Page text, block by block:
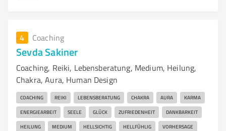
4 Coaching
Sevda Sakiner
Coaching, Reiki, Lebensberatung, Medium, Heilung,
Chakra, Aura, Human Design
COACHING REIKI LEBENSBERATUNG CHAKRA AURA KARMA
ENERGIEARBEIT SEELE GLÜCK ZUFRIEDENHEIT DANKBARKEIT
HEILUNG MEDIUM HELLSICHTIG HELLFÜHLIG VORHERSAGE